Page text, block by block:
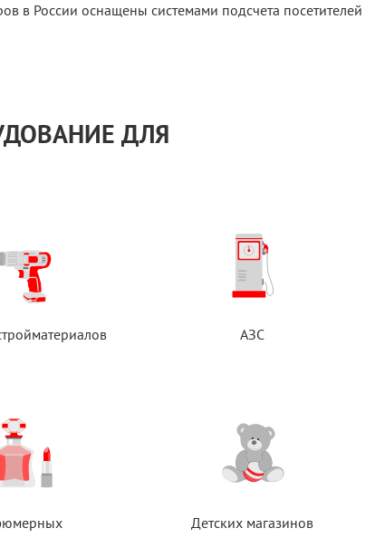
в России оснащены системами подсчета посетителей
ДЛЯ
АЗС
Детских магазинов